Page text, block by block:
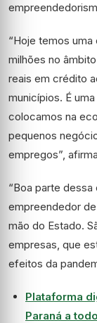
“Hoje temos
milhões no
reais em crédito
municípios. É
colocamos na
pequenos
empregos”,
“Boa parte
empreendedor
mão do Estado.
empresas, que
efeitos da
Plataforma
Paraná a